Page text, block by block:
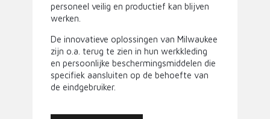
personeel veilig en productief kan blijven
werken.
De innovatieve oplossingen van Milwaukee
zijn o.a. terug te zien in hun werkkleding
en persoonlijke beschermingsmiddelen die
specifiek aansluiten op de behoefte van
de eindgebruiker.